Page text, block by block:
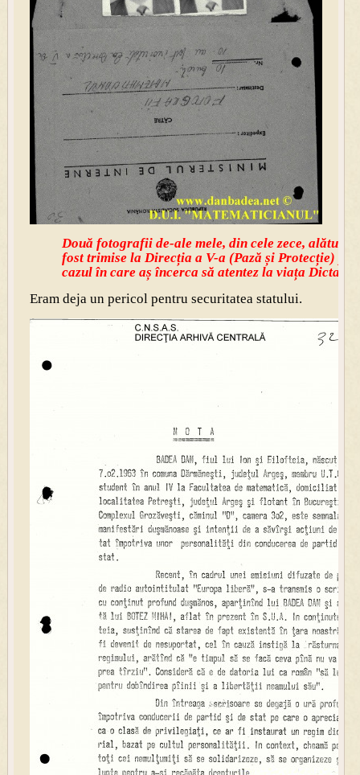
Două fotografii de-ale mele, din cele zece, alături
fost trimise la Direcția a V-a (Pază și Protecție)
cazul în care aș încerca să atentez la viața
Eram deja un pericol pentru securitatea statului.